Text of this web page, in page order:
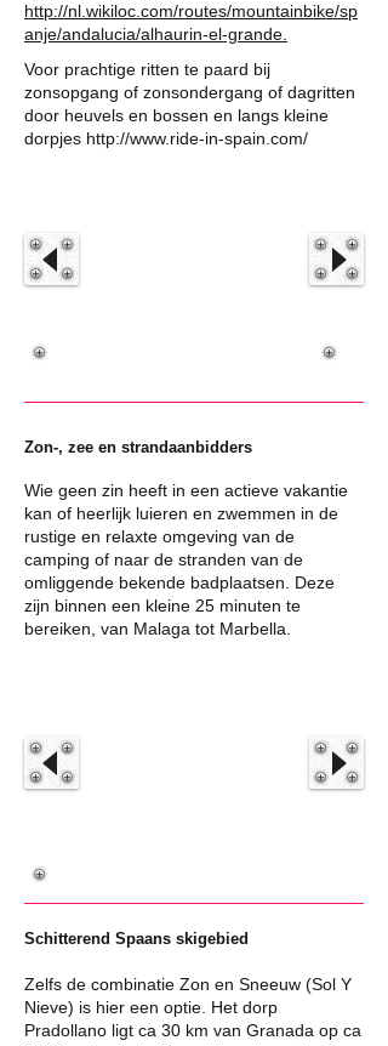
http://nl.wikiloc.com/routes/mountainbike/sp
anje/andalucia/alhaurin-el-grande.
Voor prachtige ritten te paard bij
zonsopgang of zonsondergang of dagritten
door heuvels en bossen en langs kleine
dorpjes http://www.ride-in-spain.com/
Wie geen zin heeft in een actieve vakantie
kan of heerlijk luieren en zwemmen in de
rustige en relaxte omgeving van de
camping of naar de stranden van de
omliggende bekende badplaatsen. Deze
zijn binnen een kleine 25 minuten te
bereiken, van Malaga tot Marbella.
Zon-, zee en strandaanbidders
Zelfs de combinatie Zon en Sneeuw (Sol Y
Nieve) is hier een optie. Het dorp
Pradollano ligt ca 30 km van Granada op ca
Schitterend Spaans skigebied